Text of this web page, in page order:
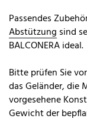
Passendes
Abstützung sind
BALCONERA ideal.
Bitte prüfen Sie
das Geländer, die
vorgesehene
Gewicht der